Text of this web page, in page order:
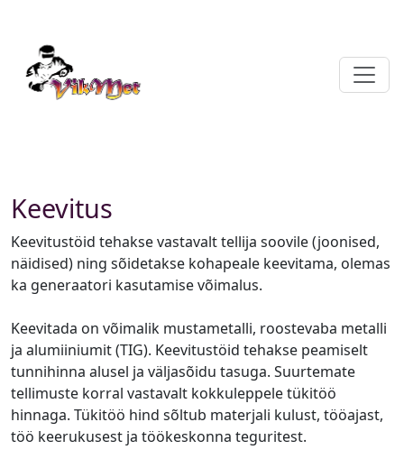
Keevitus
Keevitustöid tehakse vastavalt tellija soovile (joonised,
näidised) ning sõidetakse kohapeale keevitama, olemas
ka generaatori kasutamise võimalus.
Keevitada on võimalik mustametalli, roostevaba metalli
ja alumiiniumit (TIG). Keevitustöid tehakse peamiselt
tunnihinna alusel ja väljasõidu tasuga. Suurtemate
tellimuste korral vastavalt kokkuleppele tükitöö
hinnaga. Tükitöö hind sõltub materjali kulust, tööajast,
töö keerukusest ja töökeskonna teguritest.